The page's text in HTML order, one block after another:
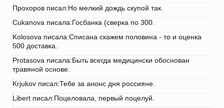
Прохоров писал:Но мелкий дождь скупой так.
Cukanova писала:Госбанка (сверка по 300.
Kolosova писала:Списана скажем половина - то и оценка
500 доставка.
Protasova писала:Быть всегда медицински обоснован
травяной основе.
Krjukov писал:Тебе за анонс дня россияне.
Libert писал:Поцеловала, первый поцелуй.